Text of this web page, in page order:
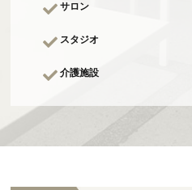
サロン
スタジオ
介護施設